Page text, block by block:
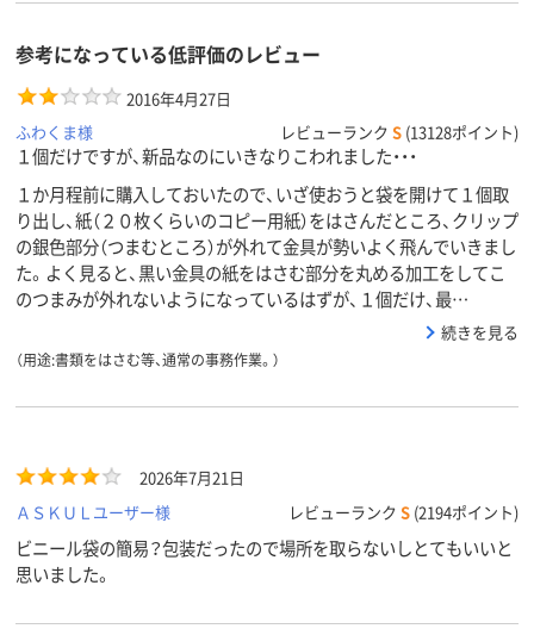
参考になっている低評価のレビュー
2016年4月27日
ふわくま様
レビューランク S (13128ポイント)
１個だけですが、新品なのにいきなりこわれました・・・
１か月程前に購入しておいたので、いざ使おうと袋を開けて１個取
り出し、紙（２０枚くらいのコピー用紙）をはさんだところ、クリップ
の銀色部分（つまむところ）が外れて金具が勢いよく飛んでいきまし
た。よく見ると、黒い金具の紙をはさむ部分を丸める加工をしてこ
のつまみが外れないようになっているはずが、１個だけ、最…
続きを見る
（用途:書類をはさむ等、通常の事務作業。）
2026年7月21日
ＡＳＫＵＬユーザー様
レビューランク S (2194ポイント)
ビニール袋の簡易？包装だったので場所を取らないしとてもいいと
思いました。